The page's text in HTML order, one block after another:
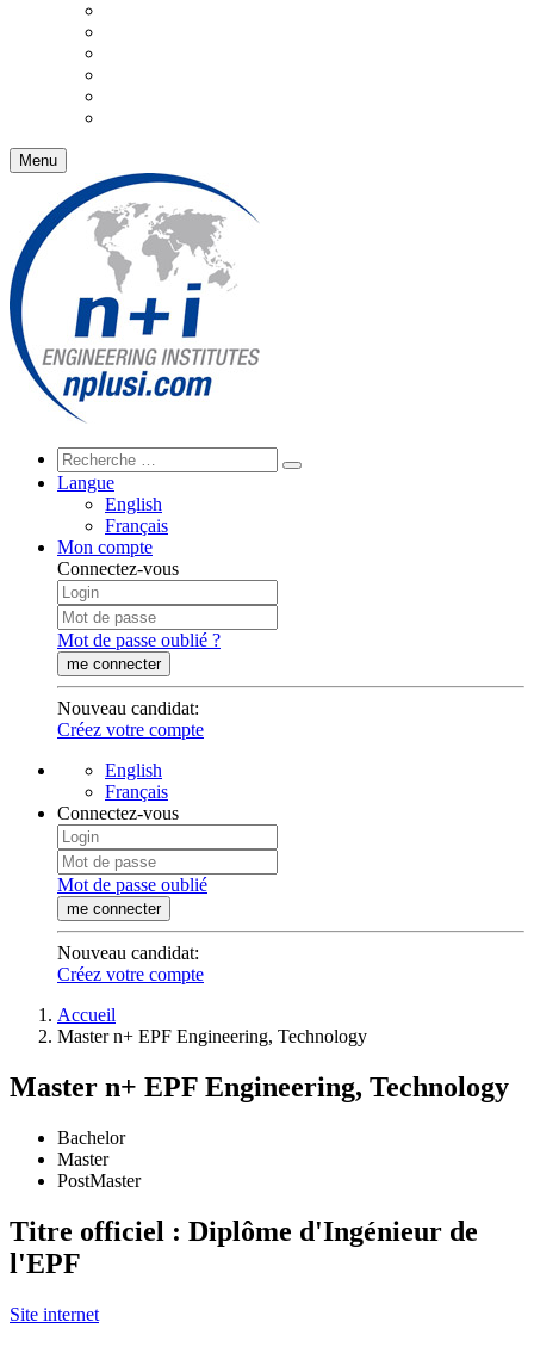
Menu
Langue
English
Français
Mon compte
Connectez-vous
Mot de passe oublié ?
me connecter
Nouveau candidat:
Créez votre compte
English
Français
Connectez-vous
Mot de passe oublié
me connecter
Nouveau candidat:
Créez votre compte
Accueil
Master n+ EPF Engineering, Technology
Master n+ EPF Engineering, Technology
Bachelor
Master
PostMaster
Titre officiel : Diplôme d'Ingénieur de
l'EPF
Site internet